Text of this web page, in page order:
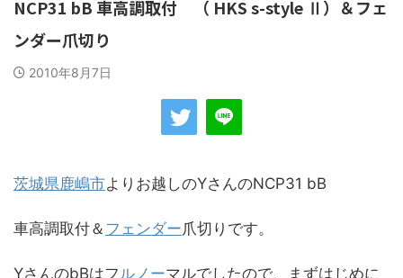
NCP31 bB 車高調取付 （ HKS s-style Ⅱ）＆フェ
ンダー爪切り
2010年8月7日
茨城県鹿嶋市よりお越しのYさんのNCP31 bB
車高調取付＆ フェンダー爪切りです。
YさんのbBはフルノーマルでしたので、まずはじめに